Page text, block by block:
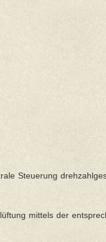
Steuerung
mittels der